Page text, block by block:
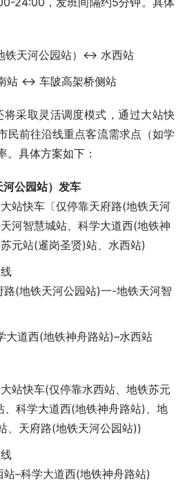
铁天河公园站）↔ 水西站
站 ↔ 车陂高架桥侧站
将采取灵活调度模式，通过大站快
民前往沿线重点客流需求点（如学
。具体方案如下：
公园站）发车
站快车〔仅停靠天府路(地铁天河
河智慧城站、科学大道西(地铁神
元站(暹岗圣贤)站、水西站)
路(地铁天河公园站)一-地铁天河智
大道西(地铁神舟路站)–水西站
站快车(仅停靠水西站、地铁苏元
、科学大道西(地铁神舟路站)、地
、天府路(地铁天河公园站))
站–科学大道西(地铁神舟路站)